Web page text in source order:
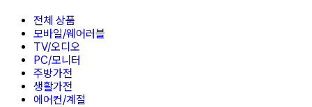
전체 상품
모바일/웨어러블
TV/오디오
PC/모니터
주방가전
생활가전
에어컨/계절